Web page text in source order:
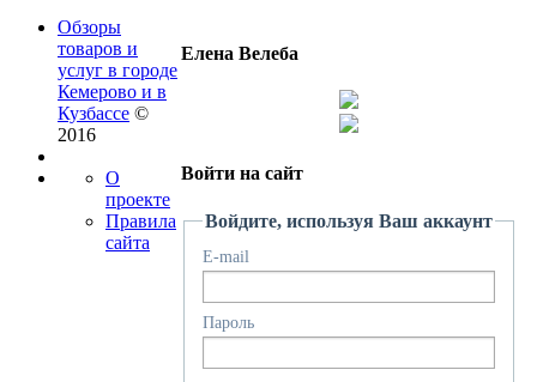
Елена Велеба
Войти на сайт
Войдите, используя Ваш аккаунт
E-mail
Пароль
Обзоры
товаров и
услуг в городе
Кемерово и в
Кузбассе ©
2016
О
проекте
Правила
сайта